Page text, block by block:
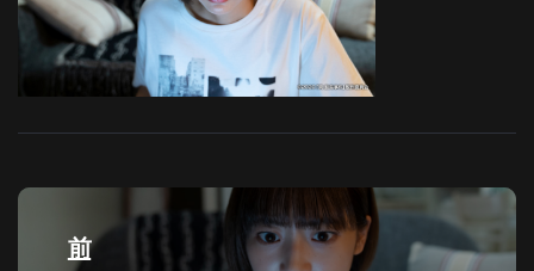
投
前